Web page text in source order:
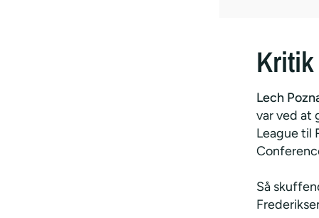
Lech
var ved at
League til
Så